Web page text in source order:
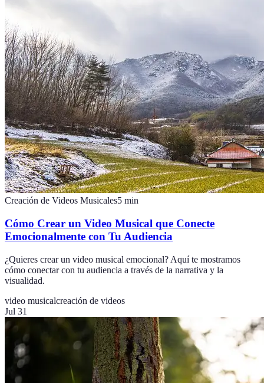
Creación de Videos Musicales5 min
Cómo Crear un Video Musical que Conecte
Emocionalmente con Tu Audiencia
¿Quieres crear un video musical emocional? Aquí te mostramos
cómo conectar con tu audiencia a través de la narrativa y la
visualidad.
video musicalcreación de videos
Jul 31